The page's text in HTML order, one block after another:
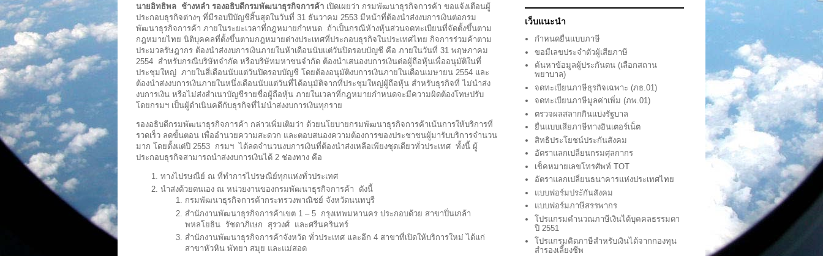
นายอิทธิพล ช้างหลำ รองอธิบดีกรมพัฒนาธุรกิจการค้า เปิดเผยว่า กรมพัฒนาธุรกิจการค้า ขอแจ้งเตือนผู้
ประกอบธุรกิจต่างๆ ที่มีรอบปีบัญชีสิ้นสุดในวันที่ 31 ธันวาคม 2553 มีหน้าที่ต้องนำส่งงบการเงินต่อกรม
พัฒนาธุรกิจการค้า ภายในระยะเวลาที่กฎหมายกำหนด ถ้าเป็นกรณีห้างหุ้นส่วนจดทะเบียนที่จัดตั้งขึ้นตาม
กฎหมายไทย นิติบุคคลที่ตั้งขึ้นตามกฎหมายต่างประเทศที่ประกอบธุรกิจในประเทศไทย กิจการร่วมค้าตาม
ประมวลรัษฎากร ต้องนำส่งงบการเงินภายในห้าเดือนนับแต่วันปิดรอบบัญชี คือ ภายในวันที่ 31 พฤษภาคม
2554 สำหรับกรณีบริษัทจำกัด หรือบริษัทมหาชนจำกัด ต้องนำเสนองบการเงินต่อผู้ถือหุ้นเพื่ออนุมัติในที่
ประชุมใหญ่ ภายในสี่เดือนนับแต่วันปิดรอบบัญชี โดยต้องอนุมัติงบการเงินภายในเดือนเมษายน 2554 และ
ต้องนำส่งงบการเงินภายในหนึ่งเดือนนับแต่วันที่ได้อนุมัติจากที่ประชุมใหญ่ผู้ถือหุ้น สำหรับธุรกิจที่ ไม่นำส่ง
งบการเงิน หรือไม่ส่งสำเนาบัญชีรายชื่อผู้ถือหุ้น ภายในเวลาที่กฎหมายกำหนดจะมีความผิดต้องโทษปรับ
โดยกรมฯ เป็นผู้ดำเนินคดีกับธุรกิจที่ไม่นำส่งงบการเงินทุกราย
รองอธิบดีกรมพัฒนาธุรกิจการค้า กล่าวเพิ่มเติมว่า ด้วยนโยบายกรมพัฒนาธุรกิจการค้าเน้นการให้บริการที่
รวดเร็ว ลดขั้นตอน เพื่ออำนวยความสะดวก และตอบสนองความต้องการของประชาชนผู้มารับบริการจำนวน
มาก โดยตั้งแต่ปี 2553 กรมฯ ได้ลดจำนวนงบการเงินที่ต้องนำส่งเหลือเพียงชุดเดียวทั่วประเทศ ทั้งนี้ ผู้
ประกอบธุรกิจสามารถนำส่งงบการเงินได้ 2 ช่องทาง คือ
ทางไปรษณีย์ ณ ที่ทำการไปรษณีย์ทุกแห่งทั่วประเทศ
นำส่งด้วยตนเอง ณ หน่วยงานของกรมพัฒนาธุรกิจการค้า ดังนี้
กรมพัฒนาธุรกิจการค้ากระทรวงพาณิชย์ จังหวัดนนทบุรี
สำนักงานพัฒนาธุรกิจการค้าเขต 1 – 5 กรุงเทพมหานคร ประกอบด้วย สาขาปิ่นเกล้า
พหลโยธิน รัชดาภิเษก สุรวงศ์ และศรีนครินทร์
สำนักงานพัฒนาธุรกิจการค้าจังหวัด ทั่วประเทศ และอีก 4 สาขาที่เปิดให้บริการใหม่ ได้แก่
สาขาหัวหิน พัทยา สมุย และแม่สอด
เว็บแนะนำ
กำหนดยื่นแบบภาษี
ขอมีเลขประจำตัวผู้เสียภาษี
ค้นหาข้อมูลผู้ประกันตน (เลือกสถาน
พยาบาล)
จดทะเบียนภาษีธุรกิจเฉพาะ (ภธ.01)
จดทะเบียนภาษีมูลค่าเพิ่ม (ภพ.01)
ตรวจผลสลากกินแบ่งรัฐบาล
ยื่นแบบเสียภาษีทางอินเตอร์เน็ต
สิทธิประโยชน์ประกันสังคม
อัตราแลกเปลี่ยนกรมศุลกากร
เช็คหมายเลขโทรศัพท์ TOT
อัตราแลกเปลี่ยนธนาคารแห่งประเทศไทย
แบบฟอร์มประักันสังคม
แบบฟอร์มภาษีสรรพากร
โปรแกรมคำนวณภาษีเงินได้บุคคลธรรมดา
ปี 2551
โปรแกรมคิดภาษีสำหรับเงินได้จากกองทุน
สำรองเลี้ยงชีพ